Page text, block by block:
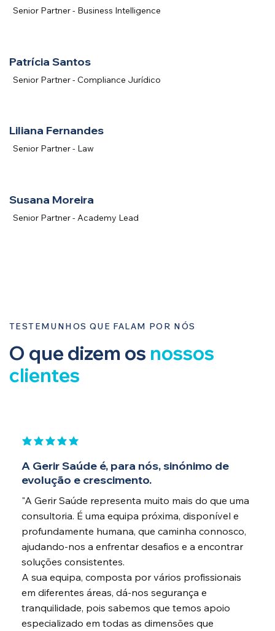
Senior Partner - Business Intelligence
Patrícia Santos
Senior Partner - Compliance Jurídico
Liliana Fernandes
Senior Partner - Law
Susana Moreira
Senior Partner - Academy Lead
TESTEMUNHOS QUE FALAM POR NÓS
O que dizem os nossos
clientes
classificação média é 5 de 5
A Gerir Saúde é, para nós, sinónimo de
evolução e crescimento.
"A Gerir Saúde representa muito mais do que uma
consultoria. É uma equipa próxima, disponível e
profundamente humana, que caminha connosco,
ajudando-nos a enfrentar desafios e a encontrar
soluções consistentes.
A sua equipa, composta por vários profissionais
em diferentes áreas, dá-nos segurança e
tranquilidade, pois sabemos que temos apoio
especializado em todas as dimensões que